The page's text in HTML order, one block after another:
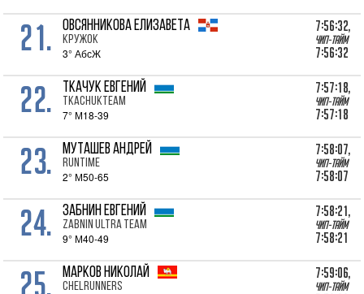
21. ОВСЯННИКОВА Елизавета
Кружок
3° АбсЖ
7:56:32,
Чип-тайм
7:56:32
22. ТКАЧУК Евгений
TKACHUKTEAM
7° М18-39
7:57:18,
Чип-тайм
7:57:18
23. МУТАШЕВ Андрей
Runtime
2° М50-65
7:58:07,
Чип-тайм
7:58:07
24. ЗАБНИН Евгений
Zabnin Ultra Team
9° М40-49
7:58:21,
Чип-тайм
7:58:21
25. МАРКОВ Николай
ChelRunners
7:59:06,
Чип-тайм